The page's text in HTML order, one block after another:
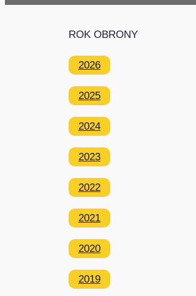
ROK OBRONY
2026
2025
2024
2023
2022
2021
2020
2019